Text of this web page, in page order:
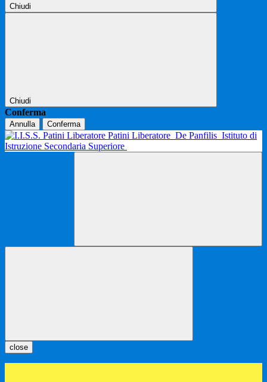
Chiudi
Chiudi
Conferma
Annulla Conferma
Patini Liberatore De Panfilis Istituto di
Istruzione Secondaria Superiore
close